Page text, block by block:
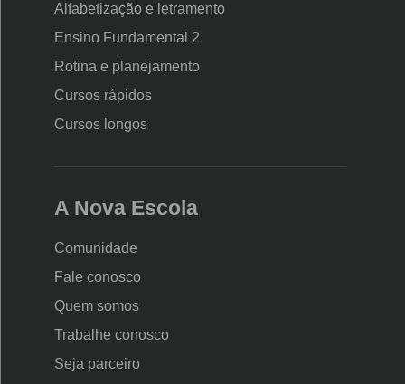
Alfabetização e letramento
Ensino Fundamental 2
Rotina e planejamento
Cursos rápidos
Cursos longos
A Nova Escola
Comunidade
Fale conosco
Quem somos
Trabalhe conosco
Seja parceiro